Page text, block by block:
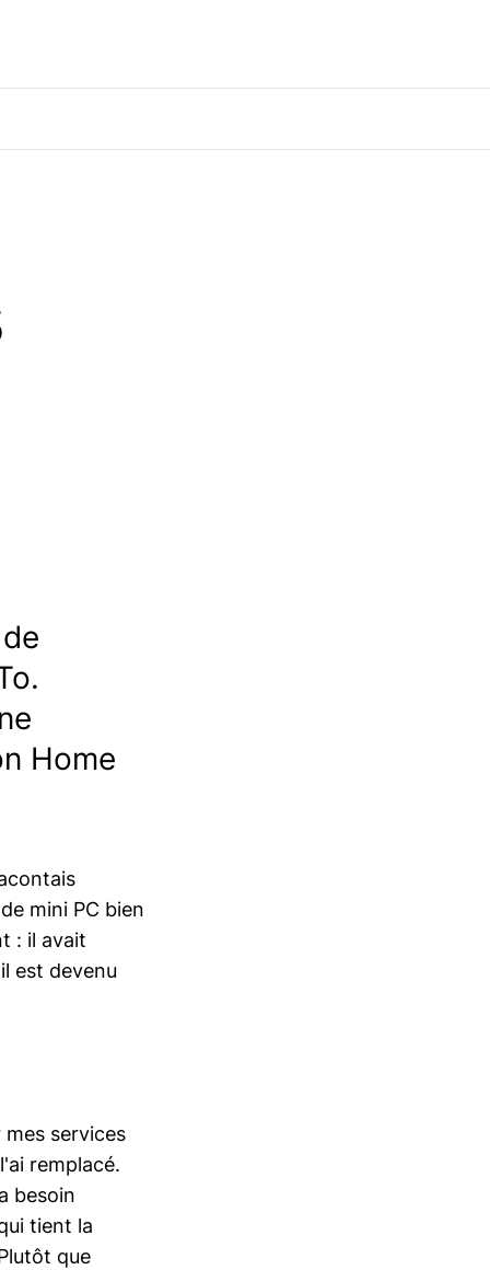
Home
mini PC bien
: il avait
est devenu
services
remplacé.
besoin
tient la
que